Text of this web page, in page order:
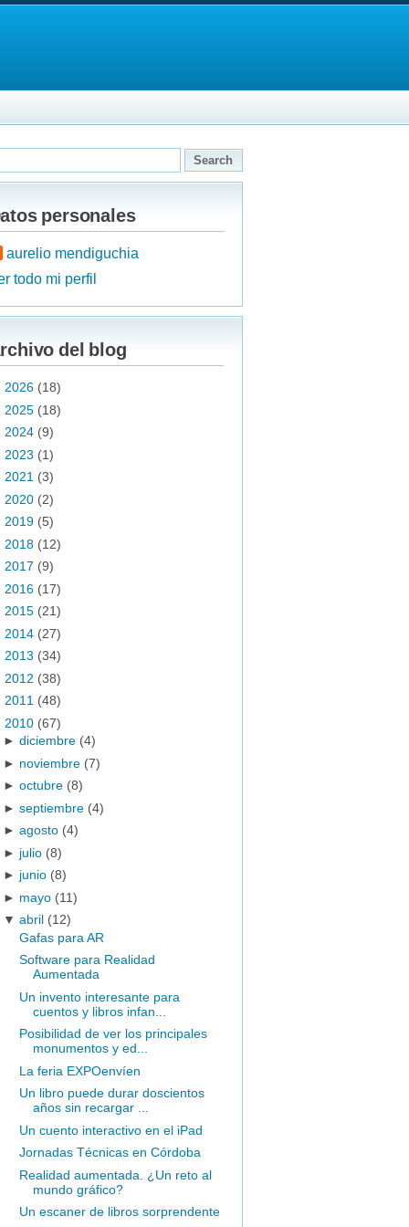
personales
aurelio mendiguchia
todo mi perfil
del blog
2026 (18)
2025 (18)
2024 (9)
2023 (1)
2021 (3)
2020 (2)
2019 (5)
2018 (12)
2017 (9)
2016 (17)
2015 (21)
2014 (27)
2013 (34)
2012 (38)
2011 (48)
2010 (67)
►diciembre (4)
► noviembre (7)
►octubre (8)
►septiembre (4)
►agosto (4)
► julio (8)
► junio (8)
► mayo (11)
▼abril (12)
Gafas para AR
Software para Realidad
Aumentada
Un invento interesante para
cuentos y libros infan...
Posibilidad de ver los principales
monumentos y ed...
La feria EXPOenvíen
Un libro puede durar doscientos
años sin recargar ...
Un cuento interactivo en el iPad
Jornadas Técnicas en Córdoba
Realidad aumentada. ¿Un reto al
mundo gráfico?
Un escaner de libros sorprendente